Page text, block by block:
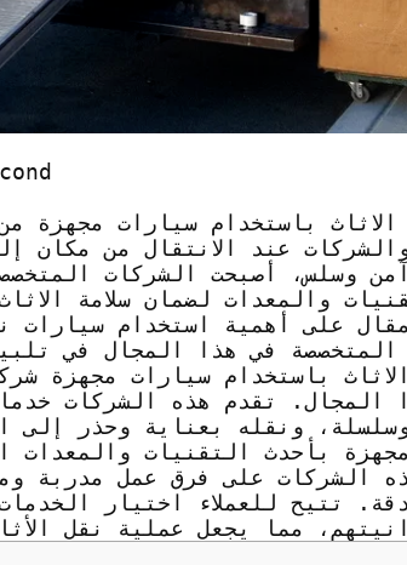
باستخدام سيارات مجهزة
والشركات عند الانتقال من
وسلس، أصبحت الشركات
والمعدات لضمان سلامة
على أهمية استخدام سيارات
في هذا المجال في
باستخدام سيارات مجهزة
المجال. تقدم هذه الشركات
ونقله بعناية وحذر إلى
بأحدث التقنيات والمعدات
الشركات على فرق عمل مدربة
تتيح للعملاء اختيار
مما يجعل عملية نقل